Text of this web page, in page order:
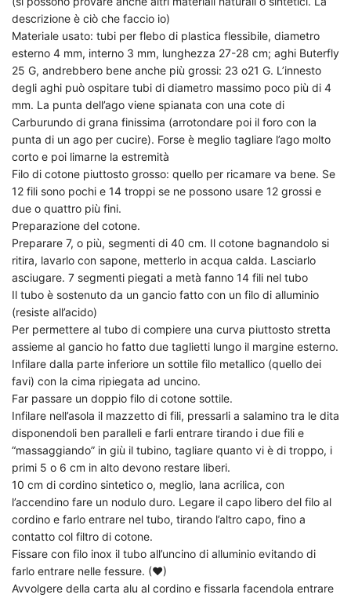
descrizione è ciò che faccio io)
Materiale usato: tubi per flebo di plastica flessibile, diametro
esterno 4 mm, interno 3 mm, lunghezza 27-28 cm; aghi Buterfly
25 G, andrebbero bene anche più grossi: 23 o21 G. L’innesto
degli aghi può ospitare tubi di diametro massimo poco più di 4
mm. La punta dell’ago viene spianata con una cote di
Carburundo di grana finissima (arrotondare poi il foro con la
punta di un ago per cucire). Forse è meglio tagliare l’ago molto
corto e poi limarne la estremità
Filo di cotone piuttosto grosso: quello per ricamare va bene. Se
12 fili sono pochi e 14 troppi se ne possono usare 12 grossi e
due o quattro più fini.
Preparazione del cotone.
Preparare 7, o più, segmenti di 40 cm. Il cotone bagnandolo si
ritira, lavarlo con sapone, metterlo in acqua calda. Lasciarlo
asciugare. 7 segmenti piegati a metà fanno 14 fili nel tubo
Il tubo è sostenuto da un gancio fatto con un filo di alluminio
(resiste all’acido)
Per permettere al tubo di compiere una curva piuttosto stretta
assieme al gancio ho fatto due taglietti lungo il margine esterno.
Infilare dalla parte inferiore un sottile filo metallico (quello dei
favi) con la cima ripiegata ad uncino.
Far passare un doppio filo di cotone sottile.
Infilare nell’asola il mazzetto di fili, pressarli a salamino tra le dita
disponendoli ben paralleli e farli entrare tirando i due fili e
“massaggiando” in giù il tubino, tagliare quanto vi è di troppo, i
primi 5 o 6 cm in alto devono restare liberi.
10 cm di cordino sintetico o, meglio, lana acrilica, con
l’accendino fare un nodulo duro. Legare il capo libero del filo al
cordino e farlo entrare nel tubo, tirando l’altro capo, fino a
contatto col filtro di cotone.
Fissare con filo inox il tubo all’uncino di alluminio evitando di
farlo entrare nelle fessure. (♥)
Avvolgere della carta alu al cordino e fissarla facendola entrare